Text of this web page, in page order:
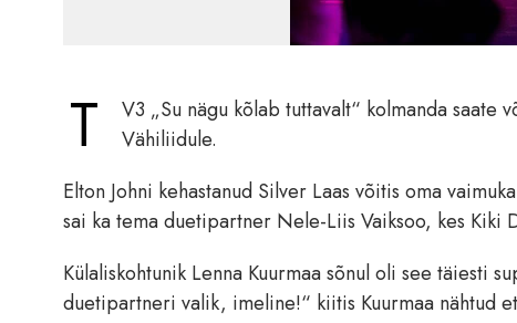
T
V3 „Su nägu kõlab tuttavalt“ kolmanda saate
Vähiliidule.
Elton Johni kehastanud Silver Laas võitis oma
sai ka tema duetipartner Nele-Liis Vaiksoo, kes Kiki
Külaliskohtunik Lenna Kuurmaa sõnul oli see täiesti
duetipartneri valik, imeline!“ kiitis Kuurmaa nähtud